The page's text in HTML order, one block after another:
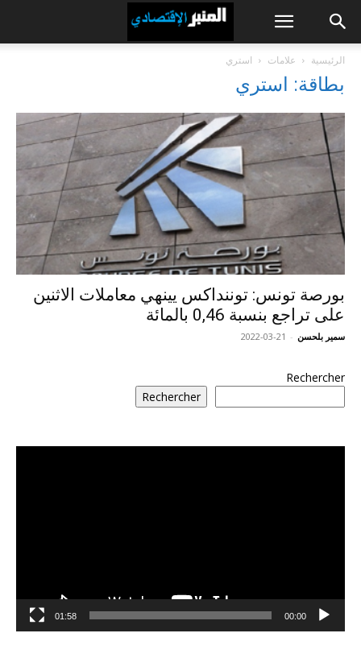
الرئيسية علامات استري
بطاقة: استري
بورصة تونس: توننداكس يينهي معاملات الاثنين
على تراجع بنسبة 0,46 بالمائة
سمير بلحسن -
2022-03-21
Rechercher
Rechercher
00:00
01:58